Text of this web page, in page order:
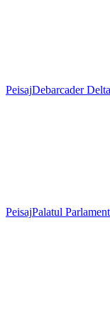
PeisajDebarcader
PeisajPalatul